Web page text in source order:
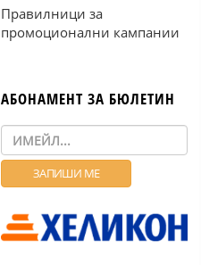
Правилници за
промоционални кампании
АБОНАМЕНТ ЗА БЮЛЕТИН